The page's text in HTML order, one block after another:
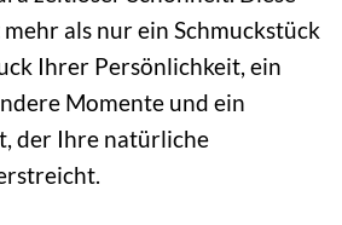
als nur ein Schmuckstück
Ihrer Persönlichkeit, ein
Momente und ein
der Ihre natürliche